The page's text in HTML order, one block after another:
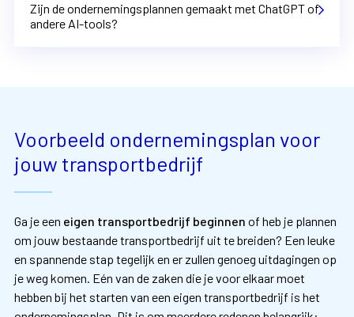
Zijn de ondernemingsplannen gemaakt met ChatGPT of
andere AI-tools?
Voorbeeld ondernemingsplan voor
jouw transportbedrijf
Ga je een eigen transportbedrijf beginnen of heb je plannen
om jouw bestaande transportbedrijf uit te breiden? Een leuke
en spannende stap tegelijk en er zullen genoeg uitdagingen op
je weg komen. Eén van de zaken die je voor elkaar moet
hebben bij het starten van een eigen transportbedrijf is het